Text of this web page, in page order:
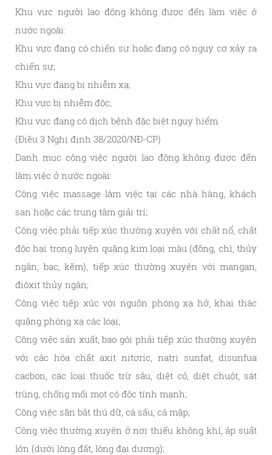
Khu vực người lao động không được đến làm việc ở
nước ngoài:
Khu vực đang có chiến sự hoặc đang có nguy cơ xảy ra
chiến sự;
Khu vực đang bị nhiễm xạ;
Khu vực bị nhiễm độc;
Khu vực đang có dịch bệnh đặc biệt nguy hiểm.
(Điều 3 Nghị định 38/2020/NĐ-CP)
Danh mục công việc người lao động không được đến
làm việc ở nước ngoài:
Công việc massage làm việc tại các nhà hàng, khách
sạn hoặc các trung tâm giải trí;
Công việc phải tiếp xúc thường xuyên với chất nổ, chất
độc hại trong luyện quặng kim loại màu (đồng, chì, thủy
ngân, bạc, kẽm), tiếp xúc thường xuyên với mangan,
điôxit thủy ngân;
Công việc tiếp xúc với nguồn phóng xạ hở, khai thác
quặng phóng xạ các loại;
Công việc sản xuất, bao gói phải tiếp xúc thường xuyên
với các hóa chất axit nitơric, natri sunfat, disunfua
cacbon, các loại thuốc trừ sâu, diệt cỏ, diệt chuột, sát
trùng, chống mối mọt có độc tính mạnh;
Công việc săn bắt thú dữ, cá sấu, cá mập;
Công việc thường xuyên ở nơi thiếu không khí, áp suất
lớn (dưới lòng đất, lòng đại dương);